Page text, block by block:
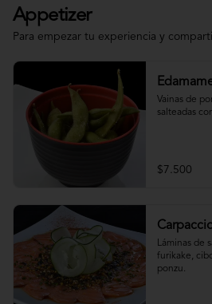
Appetizer
Para empezar tu experiencia y
Vainas de
salteadas
$7.500
Láminas de
furikake,
ponzu.